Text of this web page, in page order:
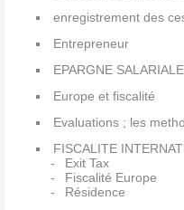
enregistrement des
Entrepreneur
EPARGNE SALARIALE
Europe et fiscalité
Evaluations ; les
FISCALITE
Exit Tax
Fiscalité Europe
Résidence